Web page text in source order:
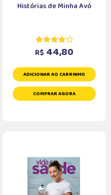
Histórias de Minha Avó
R$ 44,80
ADICIONAR AO CARRINHO
COMPRAR AGORA